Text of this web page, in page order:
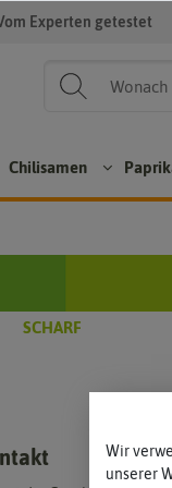
Experten getestet
Brat
Chilisamen
SCHARF
Wir
unserer